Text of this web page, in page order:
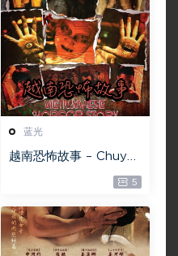
蓝光
越南恐怖故事 – Chuyện
][22GB][1080P][115网
盘专用下载 ]
5